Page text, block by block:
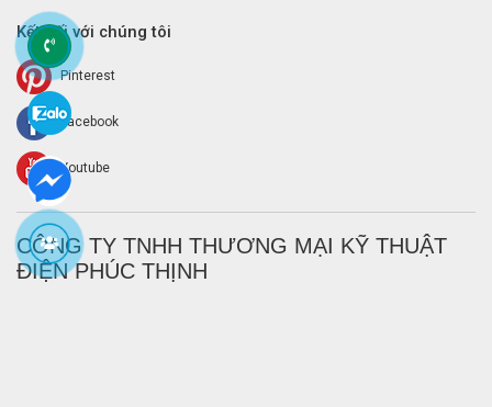
Kết nối với chúng tôi
Pinterest
Facebook
Youtube
CÔNG TY TNHH THƯƠNG MẠI KỸ THUẬT
ĐIỆN PHÚC THỊNH